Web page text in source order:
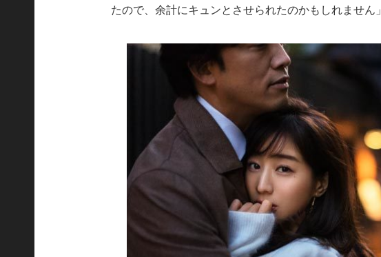
たので、余計にキュンとさせられたのかもしれません」